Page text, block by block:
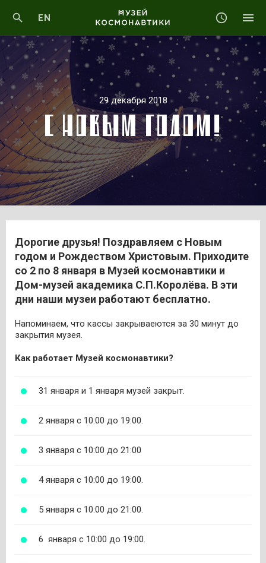
EN
29 декабря 2018
С НОВЫМ ГОДОМ!
Дорогие друзья! Поздравляем с Новым
годом и Рождеством Христовым. Приходите
со 2 по 8 января в Музей космонавтики и
Дом-музей академика С.П.Королёва. В эти
дни наши музеи работают бесплатно.
Напоминаем, что кассы закрываеются за 30 минут до
закрытия музея.
Как работает Музей космонавтики?
31 января и 1 января музей закрыт.
2 января с 10:00 до 19:00.
3 января с 10:00 до 21:00
4 января с 10:00 до 19:00.
5 января с 10:00 до 21:00.
6 января с 10:00 до 19:00.